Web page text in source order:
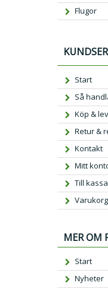
Flugor
Start
Så
Köp &
Retur &
Kontakt
Mitt
Till
Varukorg
MER OM
Start
Nyheter